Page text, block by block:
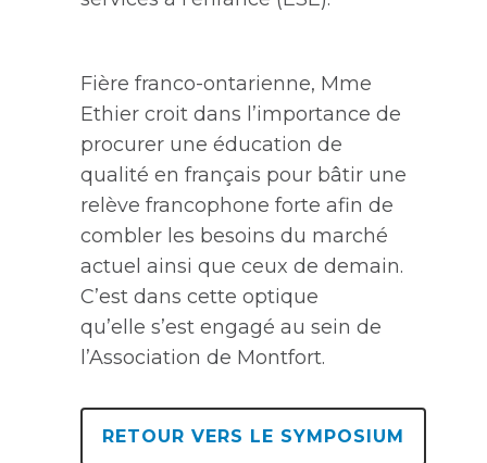
Fière franco-ontarienne, Mme
Ethier croit dans l’importance de
procurer une éducation de
qualité en français pour bâtir une
relève francophone forte afin de
combler les besoins du marché
actuel ainsi que ceux de demain.
C’est dans cette optique
qu’elle s’est engagé au sein de
l’Association de Montfort.
RETOUR VERS LE SYMPOSIUM